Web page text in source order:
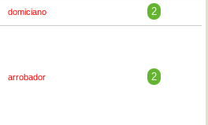
domiciano 2
arrobador 2